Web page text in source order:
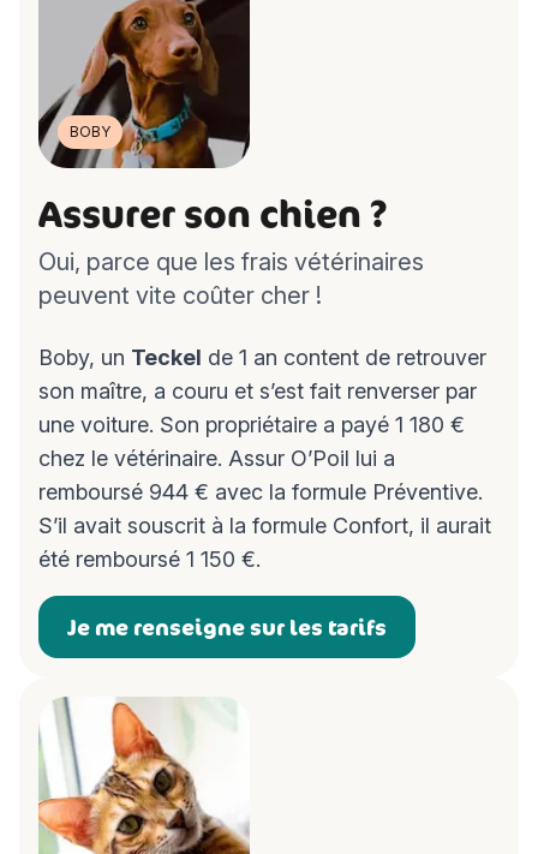
BOBY
Assurer son chien ?
Oui, parce que les frais vétérinaires
peuvent vite coûter cher !
Boby, un Teckel de 1 an content de retrouver
son maître, a couru et s’est fait renverser par
une voiture. Son propriétaire a payé 1 180 €
chez le vétérinaire. Assur O’Poil lui a
remboursé 944 € avec la formule Préventive.
S’il avait souscrit à la formule Confort, il aurait
été remboursé 1 150 €.
Je me renseigne sur les tarifs